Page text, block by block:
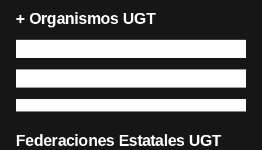
+ Organismos UGT
Federaciones Estatales UGT